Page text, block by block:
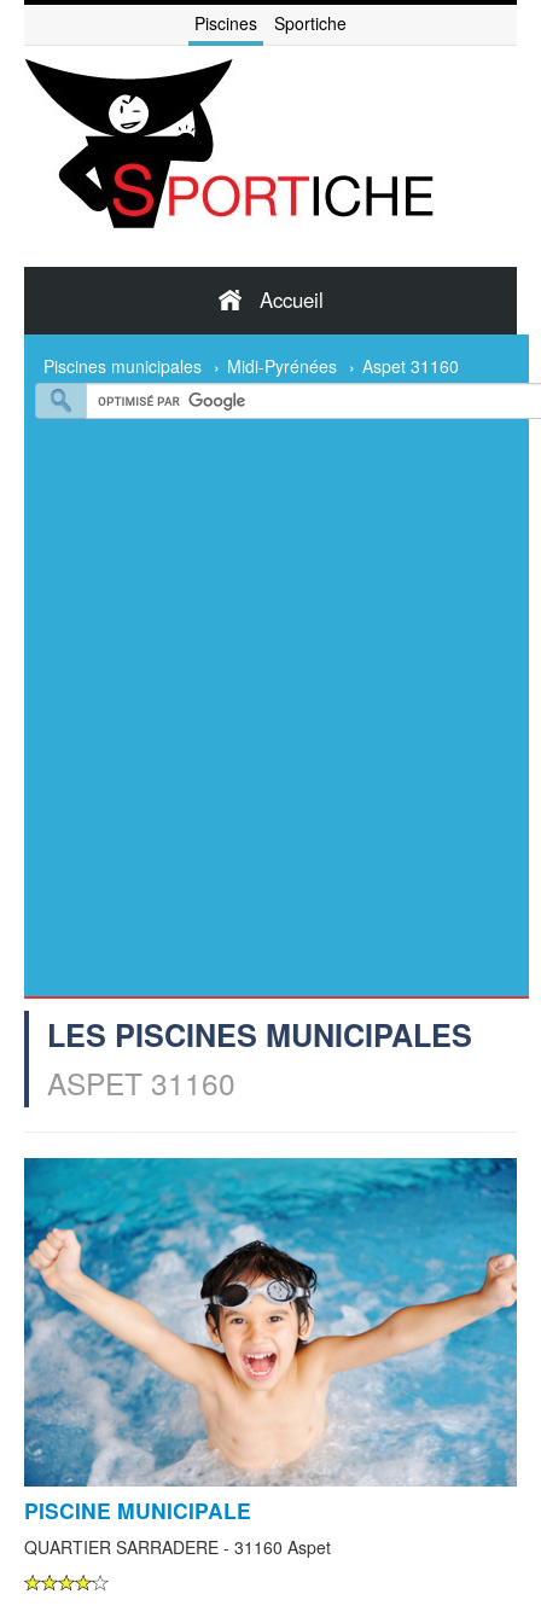
Piscines Sportiche
Accueil
Piscines municipales › Midi-Pyrénées › Aspet 31160
LES PISCINES MUNICIPALES
ASPET 31160
PISCINE MUNICIPALE
QUARTIER SARRADERE - 31160 Aspet